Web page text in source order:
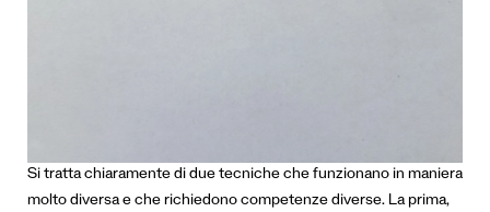
Si tratta chiaramente di due tecniche che funzionano in maniera
molto diversa e che richiedono competenze diverse. La prima,